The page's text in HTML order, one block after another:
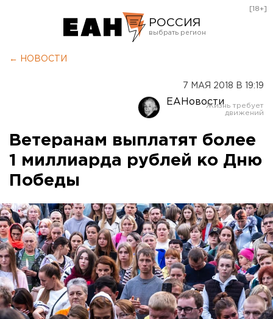
РОССИЯ
Оренбург
[18+]
← НОВОСТИ
7 МАЯ 2018 В 19:19
ЕАНовости
Ветеранам выплатят более
1 миллиарда рублей ко Дню
Победы